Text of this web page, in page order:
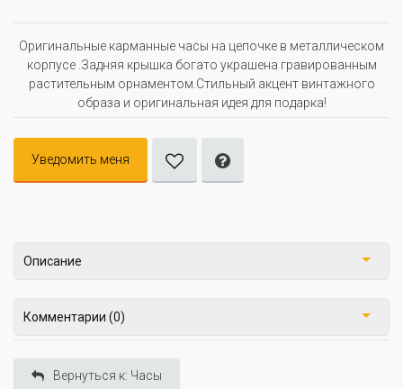
Оригинальные карманные часы на цепочке в металлическом
корпусе .Задняя крышка богато украшена гравированным
растительным орнаментом.Стильный акцент винтажного
образа и оригинальная идея для подарка!
Уведомить меня
Описание
Комментарии (0)
Вернуться к: Часы